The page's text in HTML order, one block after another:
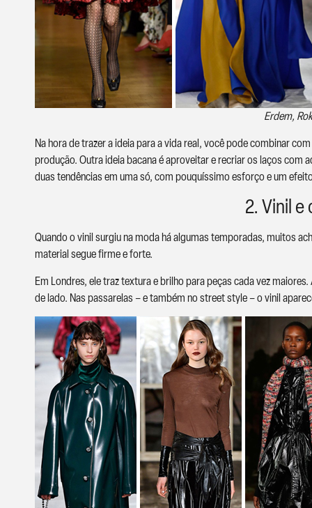
Erdem,
Na hora de trazer a ideia para a vida real, você pode combinar
produção. Outra ideia bacana é aproveitar e recriar os laços
duas tendências em uma só, com pouquíssimo esforço e um
2. Vinil
Quando o vinil surgiu na moda há algumas temporadas, muitos
material segue firme e forte.
Em Londres, ele traz textura e brilho para peças cada vez
de lado. Nas passarelas – e também no street style – o vinil